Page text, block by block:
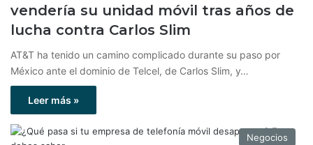
vendería su unidad móvil tras años de
lucha contra Carlos Slim
AT&T ha tenido un camino complicado durante su paso por
México ante el dominio de Telcel, de Carlos Slim, y…
Leer más »
Negocios